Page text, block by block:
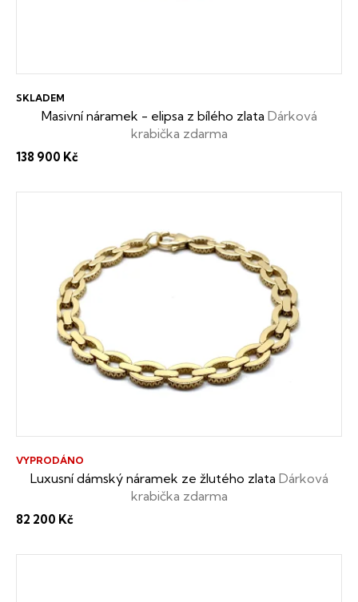
Masivní náramek - elipsa z bílého zlata Dárková
krabička zdarma
SKLADEM
138 900 Kč
Luxusní dámský náramek ze žlutého zlata Dárková
krabička zdarma
VYPRODÁNO
82 200 Kč